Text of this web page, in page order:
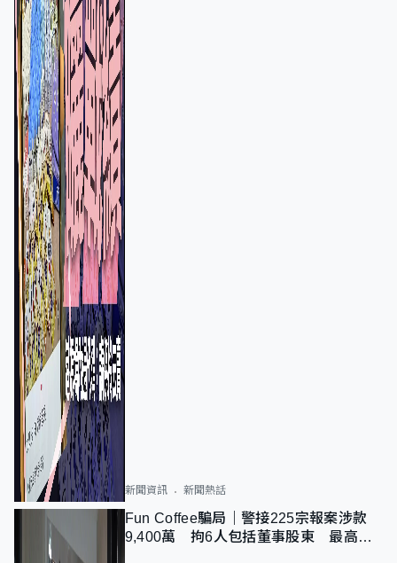
新聞資訊 新聞熱話
Fun Coffee騙局｜警接225宗報案涉款
9,400萬 拘6人包括董事股東 最高金